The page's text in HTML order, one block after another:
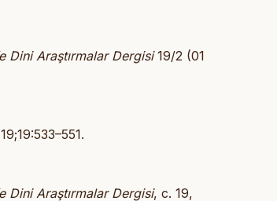
Dini Araştırmalar Dergisi19/2 (01
Dini Araştırmalar Dergisi, c. 19,